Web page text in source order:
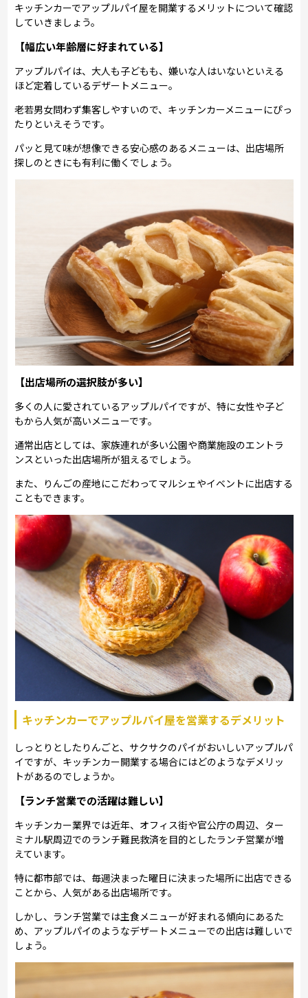
キッチンカーでアップルパイ屋を開業するメリットについて確認
していきましょう。
【幅広い年齢層に好まれている】
アップルパイは、大人も子どもも、嫌いな人はいないといえる
ほど定着しているデザートメニュー。
老若男女問わず集客しやすいので、キッチンカーメニューにぴっ
たりといえそうです。
パッと見て味が想像できる安心感のあるメニューは、出店場所
探しのときにも有利に働くでしょう。
【出店場所の選択肢が多い】
多くの人に愛されているアップルパイですが、特に女性や子ど
もから人気が高いメニューです。
通常出店としては、家族連れが多い公園や商業施設のエントラ
ンスといった出店場所が狙えるでしょう。
また、りんごの産地にこだわってマルシェやイベントに出店する
こともできます。
キッチンカーでアップルパイ屋を営業するデメリット
しっとりとしたりんごと、サクサクのパイがおいしいアップルパ
イですが、キッチンカー開業する場合にはどのようなデメリッ
トがあるのでしょうか。
【ランチ営業での活躍は難しい】
キッチンカー業界では近年、オフィス街や官公庁の周辺、ター
ミナル駅周辺でのランチ難民救済を目的としたランチ営業が増
えています。
特に都市部では、毎週決まった曜日に決まった場所に出店できる
ことから、人気がある出店場所です。
しかし、ランチ営業では主食メニューが好まれる傾向にあるた
め、アップルパイのようなデザートメニューでの出店は難しいで
しょう。